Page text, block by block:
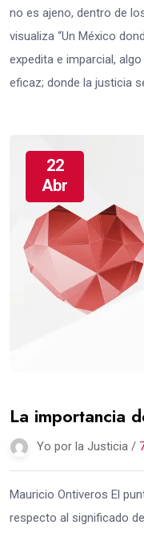
no es ajeno, dentro de
visualiza “Un México
expedita e imparcial,
eficaz; donde la justicia
22
Abr
La importancia
Yo por la Justicia /
Mauricio Ontiveros El
respecto al significado